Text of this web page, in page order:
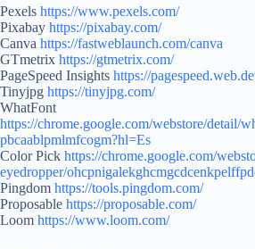
Pexels https://www.pexels.com/
Pixabay https://pixabay.com/
Canva https://fastweblaunch.com/canva
GTmetrix https://gtmetrix.com/
PageSpeed Insights https://
Tinyjpg https://tinyjpg.com/
WhatFont
https://chrome.google.com/webstore/detail/
pbcaablpmlmfcogm?hl=Es
Color Pick https://chrome.google.com/
eyedropper/
Pingdom https://tools.pingdom.com/
Proposable https://proposable.com/
Loom https://www.loom.com/